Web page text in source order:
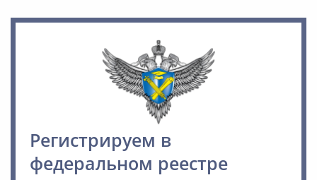
Регистрируем в
федеральном реестре